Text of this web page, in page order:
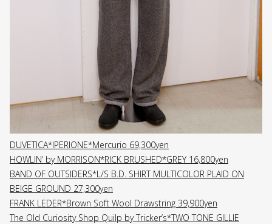
DUVETICA*IPERIONE*Mercurio 69,300yen
HOWLIN’ by MORRISON*RICK BRUSHED*GREY 16,800yen
BAND OF OUTSIDERS*L/S B.D. SHIRT MULTICOLOR PLAID ON
BEIGE GROUND 27,300yen
FRANK LEDER*Brown Soft Wool Drawstring 39,900yen
The Old Curiosity Shop Quilp by Tricker’s*TWO TONE GILLIE